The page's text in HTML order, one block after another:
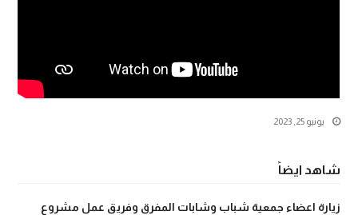
يونيو 25, 2023
شاهد ايضاً
زيارة اعضاء جمعية شباب وشابات المفرق وفريق عمل مشروع